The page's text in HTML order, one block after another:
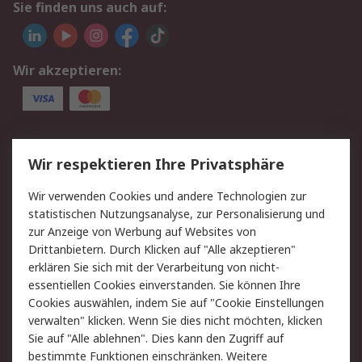
Sie finden uns auch auf:
Wir akzeptieren:
Service
Value Added Services
Lieferlösungen
Rücksendung/Entsorgung Kontakt
Hilfe
Rechtliches
RS Verkaufs- und
Lieferbedingungen
Datenschutz
Cookie-Richtlinie
Zahlungsbedingungen
Impressum
Webseite Konditionen
Wir respektieren Ihre Privatsphäre
Wir verwenden Cookies und andere Technologien zur
statistischen Nutzungsanalyse, zur Personalisierung und
zur Anzeige von Werbung auf Websites von
Drittanbietern. Durch Klicken auf "Alle akzeptieren"
erklären Sie sich mit der Verarbeitung von nicht-
essentiellen Cookies einverstanden. Sie können Ihre
Cookies auswählen, indem Sie auf "Cookie Einstellungen
verwalten" klicken. Wenn Sie dies nicht möchten, klicken
Sie auf "Alle ablehnen". Dies kann den Zugriff auf
bestimmte Funktionen einschränken. Weitere